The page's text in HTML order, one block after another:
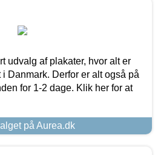
udvalg af plakater, hvor alt er
Danmark. Derfor er alt også på
for 1-2 dage. Klik her for at
på Aurea.dk